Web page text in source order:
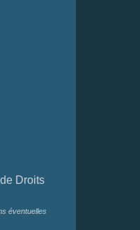
Droits
éventuelles